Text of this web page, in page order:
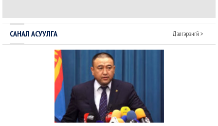
САНАЛ АСУУЛГА Дэлгэрэнгүй >